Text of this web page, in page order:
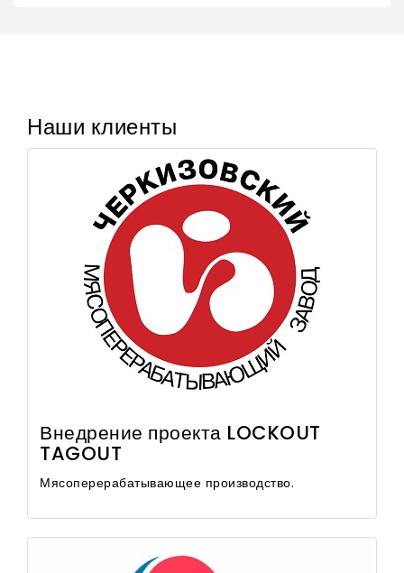
Наши клиенты
Внедрение проекта LOCKOUT
TAGOUT
Мясоперерабатывающее производство.